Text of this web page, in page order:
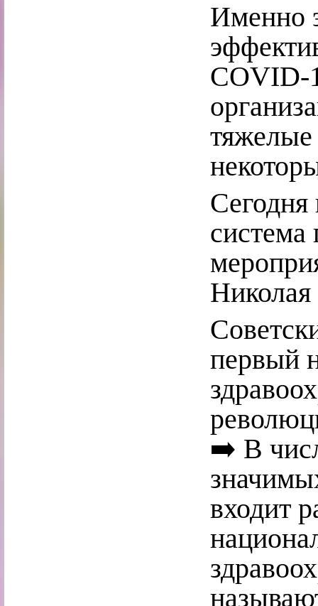
Именно
COVID-
Сегодня
система
первый
➡️ В
входит